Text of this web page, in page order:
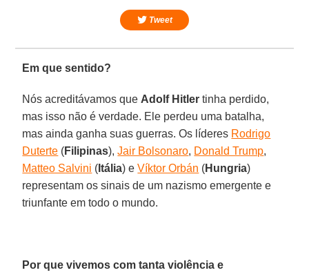
Tweet
Em que sentido?
Nós acreditávamos que Adolf Hitlertinha perdido,
mas isso não é verdade. Ele perdeu uma batalha,
mas ainda ganha suas guerras. Os líderes Rodrigo
Duterte (Filipinas),Jair Bolsonaro, Donald Trump,
Matteo Salvini ( Itália) eVíktor Orbán (Hungria)
representam os sinais de um nazismo emergente e
triunfante em todo o mundo.
Por que vivemos com tanta violência e